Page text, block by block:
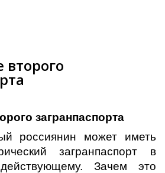
загранпаспорта
россиянин может иметь
загранпаспорт в
Зачем это